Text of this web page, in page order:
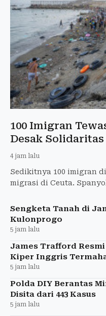
100 Imigran
Desak
4 jam lalu
Sedikitnya 100 imigran
migrasi di Ceuta.
Sengketa Tanah di
Kulonprogo
5 jam lalu
James Trafford
Kiper Inggris
5 jam lalu
Polda DIY Berantas
Disita dari 443 Kasus
5 jam lalu